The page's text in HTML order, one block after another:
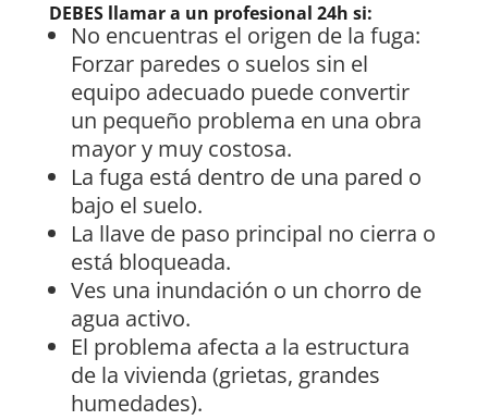
DEBES llamar a un profesional 24h si:
No encuentras el origen de la fuga:
Forzar paredes o suelos sin el
equipo adecuado puede convertir
un pequeño problema en una obra
mayor y muy costosa.
La fuga está dentro de una pared o
bajo el suelo.
La llave de paso principal no cierra o
está bloqueada.
Ves una inundación o un chorro de
agua activo.
El problema afecta a la estructura
de la vivienda (grietas, grandes
humedades).